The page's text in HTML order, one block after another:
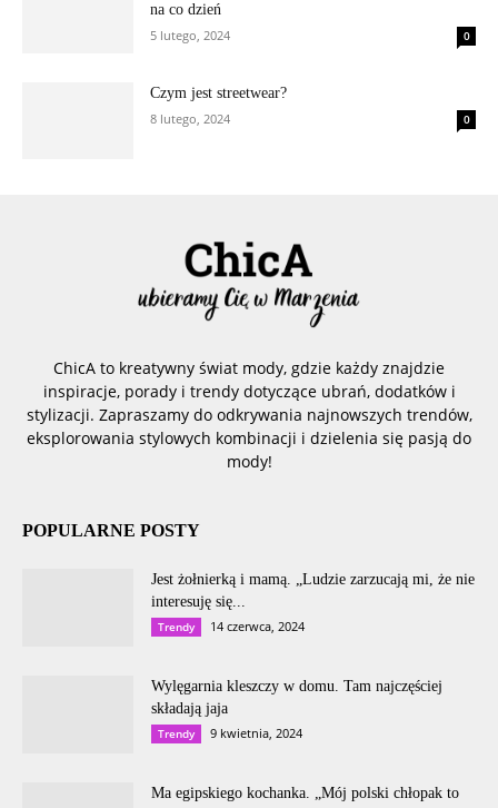
na co dzień
5 lutego, 2024
0
Czym jest streetwear?
8 lutego, 2024
0
ChicA to kreatywny świat mody, gdzie każdy znajdzie
inspiracje, porady i trendy dotyczące ubrań, dodatków i
stylizacji. Zapraszamy do odkrywania najnowszych trendów,
eksplorowania stylowych kombinacji i dzielenia się pasją do
mody!
POPULARNE POSTY
Jest żołnierką i mamą. „Ludzie zarzucają mi, że nie
interesuję się...
Trendy 14 czerwca, 2024
Wylęgarnia kleszczy w domu. Tam najczęściej
składają jaja
Trendy 9 kwietnia, 2024
Ma egipskiego kochanka. „Mój polski chłopak to